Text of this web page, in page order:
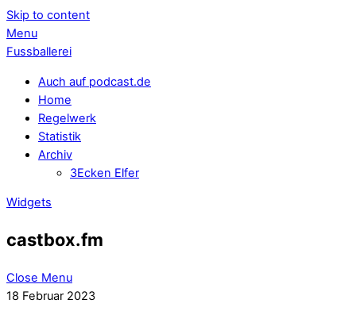
Skip to content
Menu
Fussballerei
Auch auf podcast.de
Home
Regelwerk
Statistik
Archiv
3Ecken Elfer
Widgets
castbox.fm
Close Menu
18 Februar 2023